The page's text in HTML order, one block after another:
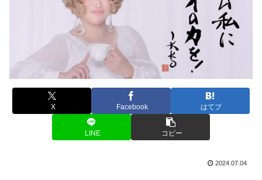
X Facebook はてブ
LINE コピー
2024.07.04